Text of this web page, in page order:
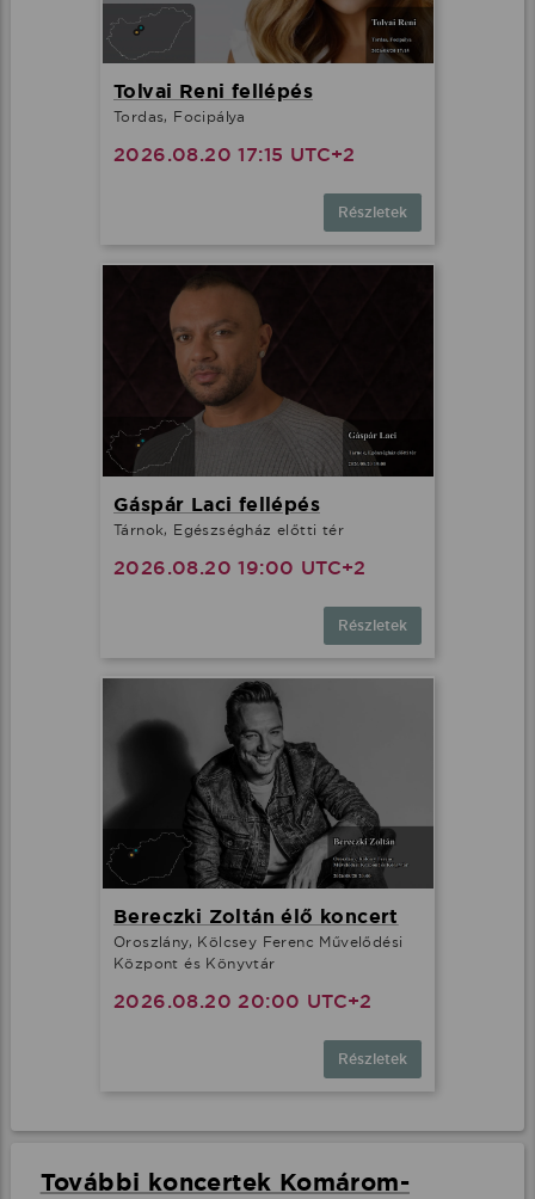
Tolvai Reni fellépés
Tordas, Focipálya
2026.08.20 17:15 UTC+2
Részletek
Gáspár Laci fellépés
Tárnok, Egészségház előtti tér
2026.08.20 19:00 UTC+2
Részletek
Bereczki Zoltán élő koncert
Oroszlány, Kölcsey Ferenc Művelődési
Központ és Könyvtár
2026.08.20 20:00 UTC+2
Részletek
További koncertek Komárom-